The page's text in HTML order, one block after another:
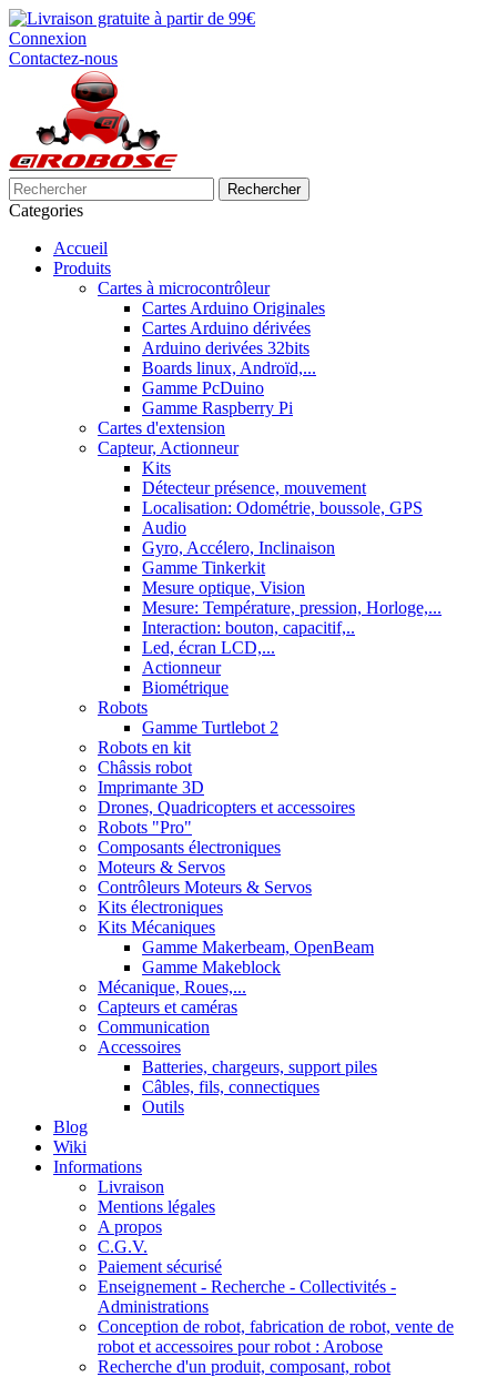
Connexion
Contactez-nous
Rechercher
Categories
Accueil
Produits
Cartes à microcontrôleur
Cartes Arduino Originales
Cartes Arduino dérivées
Arduino derivées 32bits
Boards linux, Androïd,...
Gamme PcDuino
Gamme Raspberry Pi
Cartes d'extension
Capteur, Actionneur
Kits
Détecteur présence, mouvement
Localisation: Odométrie, boussole, GPS
Audio
Gyro, Accélero, Inclinaison
Gamme Tinkerkit
Mesure optique, Vision
Mesure: Température, pression, Horloge,...
Interaction: bouton, capacitif,..
Led, écran LCD,...
Actionneur
Biométrique
Robots
Gamme Turtlebot 2
Robots en kit
Châssis robot
Imprimante 3D
Drones, Quadricopters et accessoires
Robots "Pro"
Composants électroniques
Moteurs & Servos
Contrôleurs Moteurs & Servos
Kits électroniques
Kits Mécaniques
Gamme Makerbeam, OpenBeam
Gamme Makeblock
Mécanique, Roues,...
Capteurs et caméras
Communication
Accessoires
Batteries, chargeurs, support piles
Câbles, fils, connectiques
Outils
Blog
Wiki
Informations
Livraison
Mentions légales
A propos
C.G.V.
Paiement sécurisé
Enseignement - Recherche - Collectivités -
Administrations
Conception de robot, fabrication de robot, vente de
robot et accessoires pour robot : Arobose
Recherche d'un produit, composant, robot